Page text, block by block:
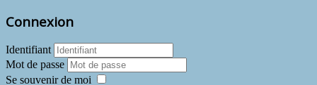
Connexion
Identifiant
Mot de passe
Se souvenir de moi